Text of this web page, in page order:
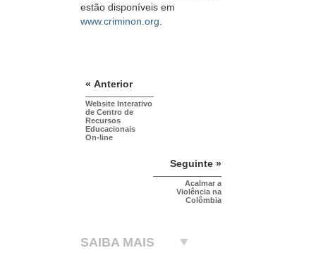
estão disponíveis em
www.criminon.org.
« Anterior
Website Interativo
de Centro de
Recursos
Educacionais
On-line
Seguinte »
Acalmar a
Violência na
Colômbia
SAIBA MAIS